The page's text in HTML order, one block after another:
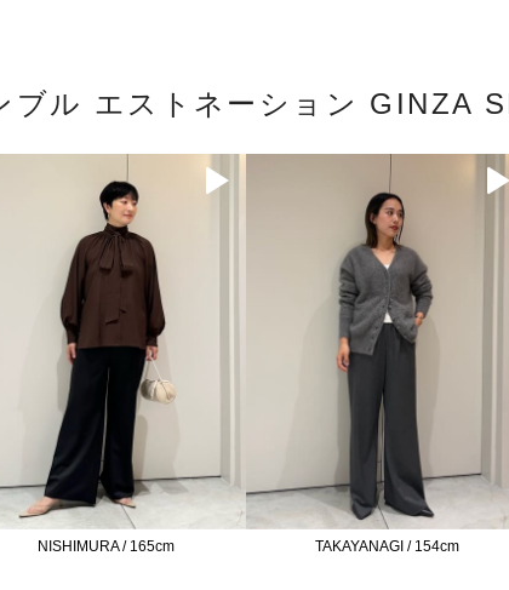
ブル エストネーション GINZA
NISHIMURA / 165cm TAKAYANAGI / 154cm